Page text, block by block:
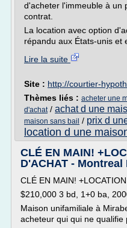
d'acheter l'immeuble à un
contrat.
La location avec option
répandu aux États-unis et
Lire la suite
Site : http://courtier-
Thèmes liés : acheter une
d'achat/ achat d une
maison sans bail / prix d
location d une
CLÉ EN MAIN!
D'ACHAT - Montreal
CLÉ EN MAIN!
$210,000 3 bd, 1+0 ba,
Maison unifamiliale à
acheteur qui qui ne qualifie